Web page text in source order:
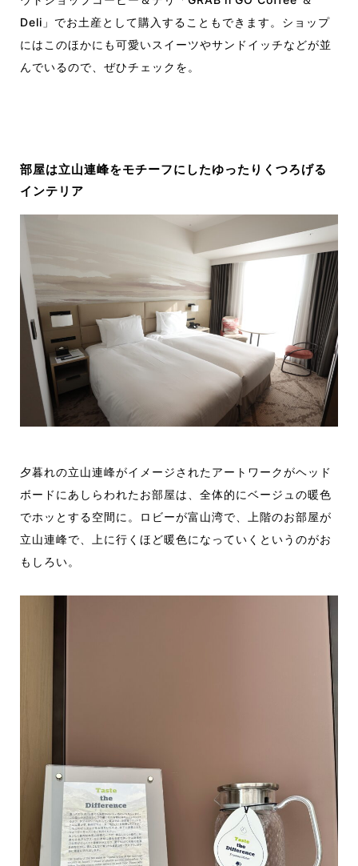
Deli」でお土産として購入することもできます。ショップ
にはこのほかにも可愛いスイーツやサンドイッチなどが並
んでいるので、ぜひチェックを。
部屋は立山連峰をモチーフにしたゆったりくつろげる
インテリア
夕暮れの立山連峰がイメージされたアートワークがヘッド
ボードにあしらわれたお部屋は、全体的にベージュの暖色
でホッとする空間に。ロビーが富山湾で、上階のお部屋が
立山連峰で、上に行くほど暖色になっていくというのがお
もしろい。